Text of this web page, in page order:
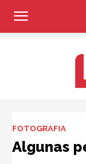
FOTOGRAFIA
Algunas